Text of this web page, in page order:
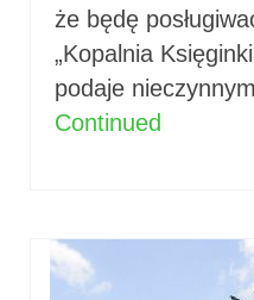
że będę
„Kopalnia
podaje
Continued